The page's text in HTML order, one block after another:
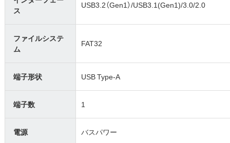
ス
USB3.2（Gen1）/USB3.1(Gen1)/3.0/2.0
ファイルシステ
ム
FAT32
端子形状 USB Type-A
端子数 1
電源 バスパワー